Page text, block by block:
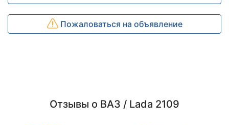
Пожаловаться на объявление
Отзывы о ВАЗ / Lada 2109